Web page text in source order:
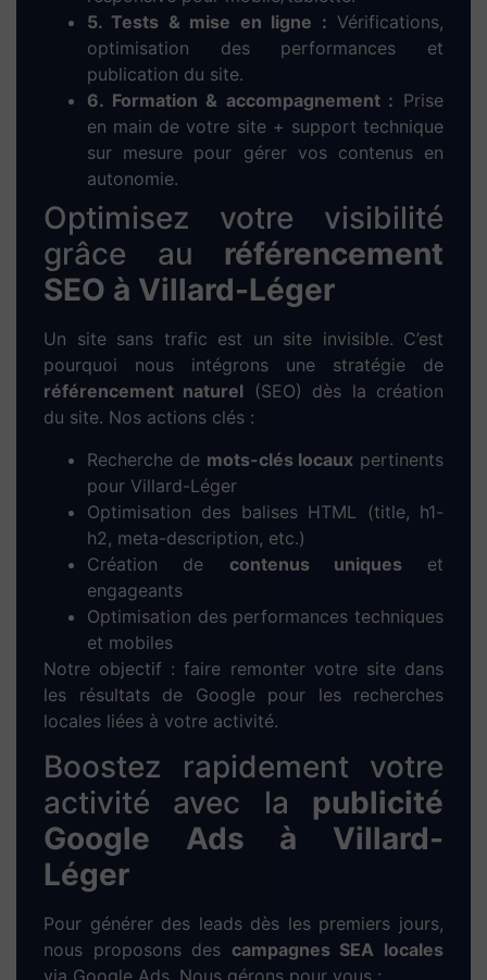
Confiez votre création de
site web à Villard-Léger
une agence locale et
engagée
Chez Dieup’art, nous mettons notre expertise en
WordPress et Elementorau service des
entrepreneurs, artisans, commerçants et
indépendants deVillard-Léger. Notre objectif :
créer dessites web performants, modernes et
locale.
Nous réalisons dessites vitrinesprofessionnels,
dessites e-commerceprêts à vendre, ainsi que
métiers du service et du tourisme. Chaque
projet est pensé pour une expérience utilisateur
optimale, une navigation fluide et un design
personnalisé à l’image de votre entreprise.
Notre méthode pour créer votre
site web à Villard-Léger
1. Prise de contact :Entretien à distance
ou directement àVillard-Légerpour
cerner vos besoins et vos objectifs.
marché local, analyse de vos concurrents
et proposition d’une stratégie digitale
adaptée.
3. Maquette sur-mesure :
Conception
d’un prototype graphique fidèle à votre
Villard-Léger .
4. Développement WordPress :